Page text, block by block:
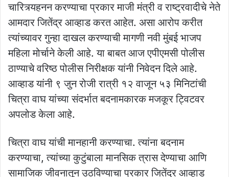
चारित्र्यहनन करण्याचा प्रकार माजी मंत्री व राष्ट्रवादीचे नेते
आमदार जितेंद्र आव्हाड करत आहेत. असा आरोप करीत
त्यांच्यावर गुन्हा दाखल करण्याची मागणी नवी मुंबई भाजप
महिला मोर्चाने केली आहे. या बाबत आज एपीएमसी पोलीस
ठाण्याचे वरिष्ठ पोलीस निरीक्षक यांनी निवेदन दिले आहे.
आव्हाड यांनी ९ जुन रोजी रात्री १२ वाजून ५३ मिनिटांची
चित्रा वाघ यांच्या संदर्भात बदनामकारक मजकूर ट्विटवर
अपलोड केला आहे.
चित्रा वाघ यांची मानहानी करण्याचा. त्यांना बदनाम
करण्याचा, त्यांच्या कुटुंबाला मानसिक त्रास देण्याचा आणि
सामाजिक जीवनातून उठविण्याचा प्रकार जितेंद्र आव्हाड